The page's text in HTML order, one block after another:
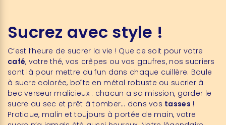
Sucrez avec style !
C’est l’heure de sucrer la vie ! Que ce soit pour votre
café, votre thé, vos crêpes ou vos gaufres, nos sucriers
sont là pour mettre du fun dans chaque cuillère. Boule
à sucre colorée, boîte en métal robuste ou sucrier à
bec verseur malicieux : chacun a sa mission, garder le
sucre au sec et prêt à tomber… dans vos tasses !
Pratique, malin et toujours à portée de main, votre